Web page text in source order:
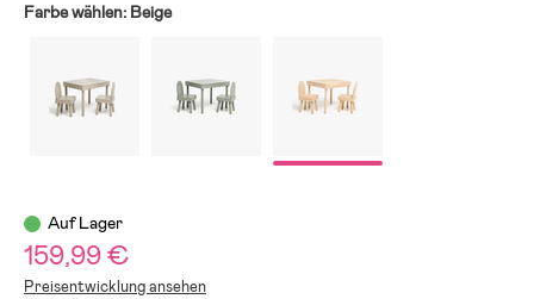
Farbe wählen: Beige
Auf Lager
159,99 €
Preisentwicklung ansehen